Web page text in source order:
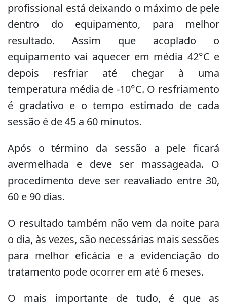
profissional está deixando o máximo de pele
dentro do equipamento, para melhor
resultado. Assim que acoplado o
equipamento vai aquecer em média 42°C e
depois resfriar até chegar à uma
temperatura média de -10°C. O resfriamento
é gradativo e o tempo estimado de cada
sessão é de 45 a 60 minutos.
Após o término da sessão a pele ficará
avermelhada e deve ser massageada. O
procedimento deve ser reavaliado entre 30,
60 e 90 dias.
O resultado também não vem da noite para
o dia, às vezes, são necessárias mais sessões
para melhor eficácia e a evidenciação do
tratamento pode ocorrer em até 6 meses.
O mais importante de tudo, é que as